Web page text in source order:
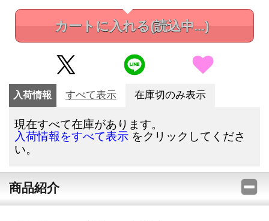
カートに入れる(読込中...)
入荷情報 すべて表示 在庫切のみ表示
現在すべて在庫があります。
入荷情報をすべて表示 をクリックしてくださ
い。
商品紹介